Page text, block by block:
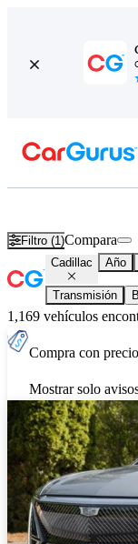
Filtro (1)Compara
Cadillac Año
Transmisión
1,169 vehículos
Compra con
Mostrar solo